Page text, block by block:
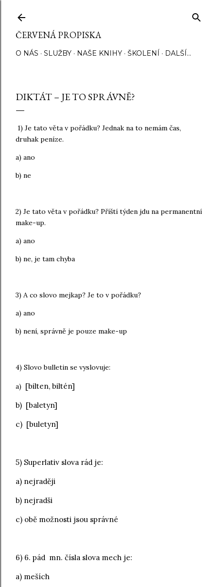
ČERVENÁ PROPISKA
O NÁS SLUŽBY NAŠE KNIHY ŠKOLENÍ DALŠÍ…
DIKTÁT – JE TO SPRÁVNĚ?
1) Je tato věta v pořádku? Jednak na to nemám čas,
druhak peníze.
a) ano
b) ne
2) Je tato věta v pořádku? Příští týden jdu na permanentní
make-up.
a) ano
b) ne, je tam chyba
3) A co slovo mejkap? Je to v pořádku?
a) ano
b) není, správně je pouze make-up
4) Slovo bulletin se vyslovuje:
a) [bilten, biltén]
b) [baletyn]
c) [buletyn]
5) Superlativ slova rád je:
a) nejraději
b) nejradši
c) obě možnosti jsou správné
6) 6. pád mn. čísla slova mech je:
a) meších